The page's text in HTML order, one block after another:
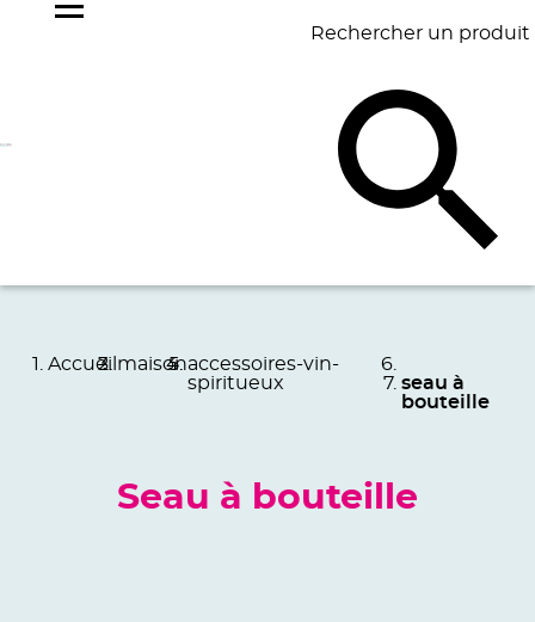
Rechercher un produit
BAGAGERIE BUREAU
Accueil maisonaccessoires-vin-
spiritueux
seau à
bouteille
Seau à bouteille